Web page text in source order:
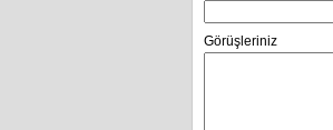
Görüşleriniz